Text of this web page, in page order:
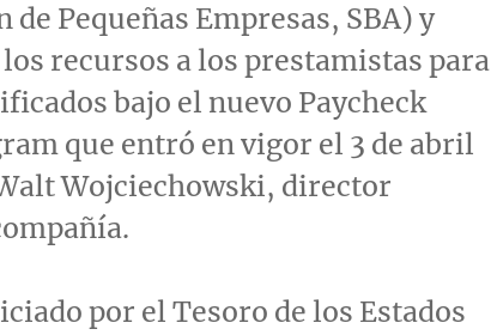
Pequeñas Empresas, SBA) y
recursos a los prestamistas para
bajo el nuevo Paycheck
que entró en vigor el 3 de abril
Wojciechowski, director
por el Tesoro de los Estados